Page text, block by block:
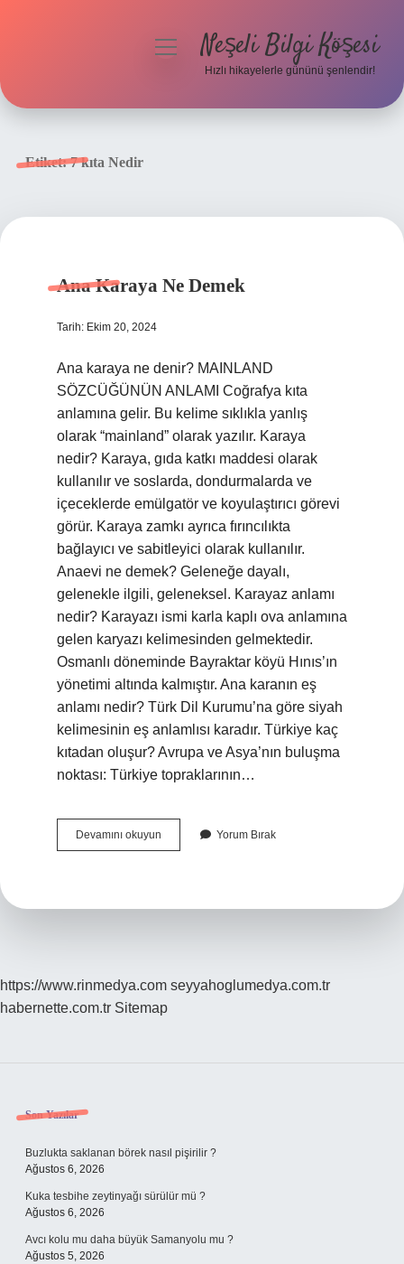
menüyüNeşeli Bilgi Köşesi
Hızlı hikayelerle gününü şenlendir!
Etiket:7 kıta Nedir
Ana Karaya Ne Demek
Tarih: Ekim 20, 2024
Ana karaya ne denir? MAINLAND
SÖZCÜĞÜNÜN ANLAMI Coğrafya kıta
anlamına gelir. Bu kelime sıklıkla yanlış
olarak “mainland” olarak yazılır. Karaya
nedir? Karaya, gıda katkı maddesi olarak
kullanılır ve soslarda, dondurmalarda ve
içeceklerde emülgatör ve koyulaştırıcı görevi
görür. Karaya zamkı ayrıca fırıncılıkta
bağlayıcı ve sabitleyici olarak kullanılır.
Anaevi ne demek? Geleneğe dayalı,
gelenekle ilgili, geleneksel. Karayaz anlamı
nedir? Karayazı ismi karla kaplı ova anlamına
gelen karyazı kelimesinden gelmektedir.
Osmanlı döneminde Bayraktar köyü Hınıs’ın
yönetimi altında kalmıştır. Ana karanın eş
anlamı nedir? Türk Dil Kurumu’na göre siyah
kelimesinin eş anlamlısı karadır. Türkiye kaç
kıtadan oluşur? Avrupa ve Asya’nın buluşma
noktası: Türkiye topraklarının…
Devamını okuyun
Karaya
Yorum Bırak
https://www.rinmedya.com seyyahoglumedya.com.tr
habernette.com.tr Sitemap
Sidebar
Son Yazılar
Buzlukta saklanan börek nasıl pişirilir ?
Ağustos 6, 2026
Kuka tesbihe zeytinyağı sürülür mü ?
Ağustos 6, 2026
Avcı kolu mu daha büyük Samanyolu mu ?
Ağustos 5, 2026